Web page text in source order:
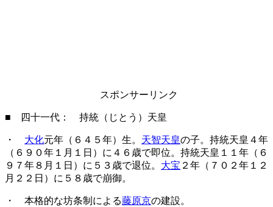
スポンサーリンク
■ 四十一代： 持統（じとう）天皇
・ 大化元年（６４５年）生。 天智天皇の子。持統天皇４年
（６９０年１月１日）に４６歳で即位。持統天皇１１年（６
９７年８月１日）に５３歳で退位。 大宝 ２年（７０２年１２
月２２日）に５８歳で崩御。
・ 本格的な坊条制による藤原京の建設。